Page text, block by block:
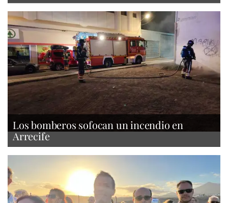
Los bomberos sofocan un incendio en
Arrecife